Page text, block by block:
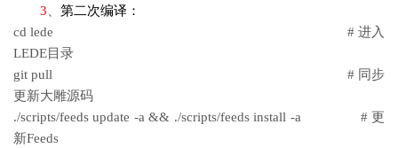
3 第二次编译 ：
cd lede # 进入
LEDE目录
git pull # 同步
更新大雕源码
./scripts/feeds update -a && ./scripts/feeds install -a # 更
新Feeds